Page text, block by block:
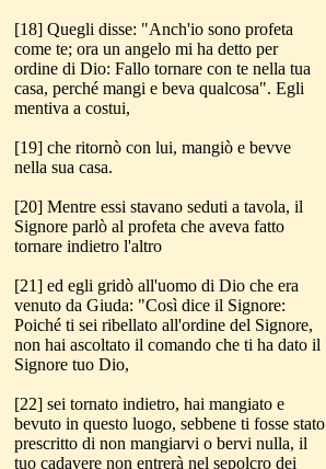
[18] Quegli disse: "Anch'io sono profeta
come te; ora un angelo mi ha detto per
ordine di Dio: Fallo tornare con te nella tua
casa, perché mangi e beva qualcosa". Egli
mentiva a costui,
[19] che ritornò con lui, mangiò e bevve
nella sua casa.
[20] Mentre essi stavano seduti a tavola, il
Signore parlò al profeta che aveva fatto
tornare indietro l'altro
[21] ed egli gridò all'uomo di Dio che era
venuto da Giuda: "Così dice il Signore:
Poiché ti sei ribellato all'ordine del Signore,
non hai ascoltato il comando che ti ha dato il
Signore tuo Dio,
[22] sei tornato indietro, hai mangiato e
bevuto in questo luogo, sebbene ti fosse stato
prescritto di non mangiarvi o bervi nulla, il
tuo cadavere non entrerà nel sepolcro dei